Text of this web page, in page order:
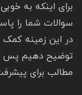
برای اینکه به
سوالات شما را
در این زمینه کمک
توضیح دهیم پس با
مطالب برای